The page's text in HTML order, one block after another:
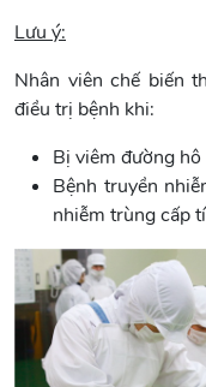
Lưu ý:
Nhân viên chế biến
điều trị bệnh khi:
Bị viêm đường
Bệnh truyền
nhiễm trùng cấp